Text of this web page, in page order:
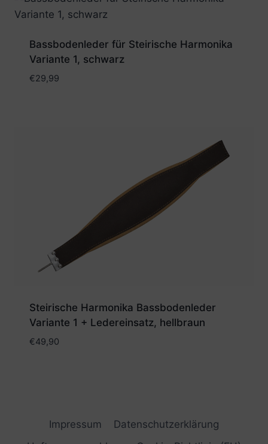
Bassbodenleder für Steirische Harmonika
Variante 1, schwarz
€29,99
Steirische Harmonika Bassbodenleder
Variante 1 + Ledereinsatz, hellbraun
€49,90
Impressum
Datenschutzerklärung